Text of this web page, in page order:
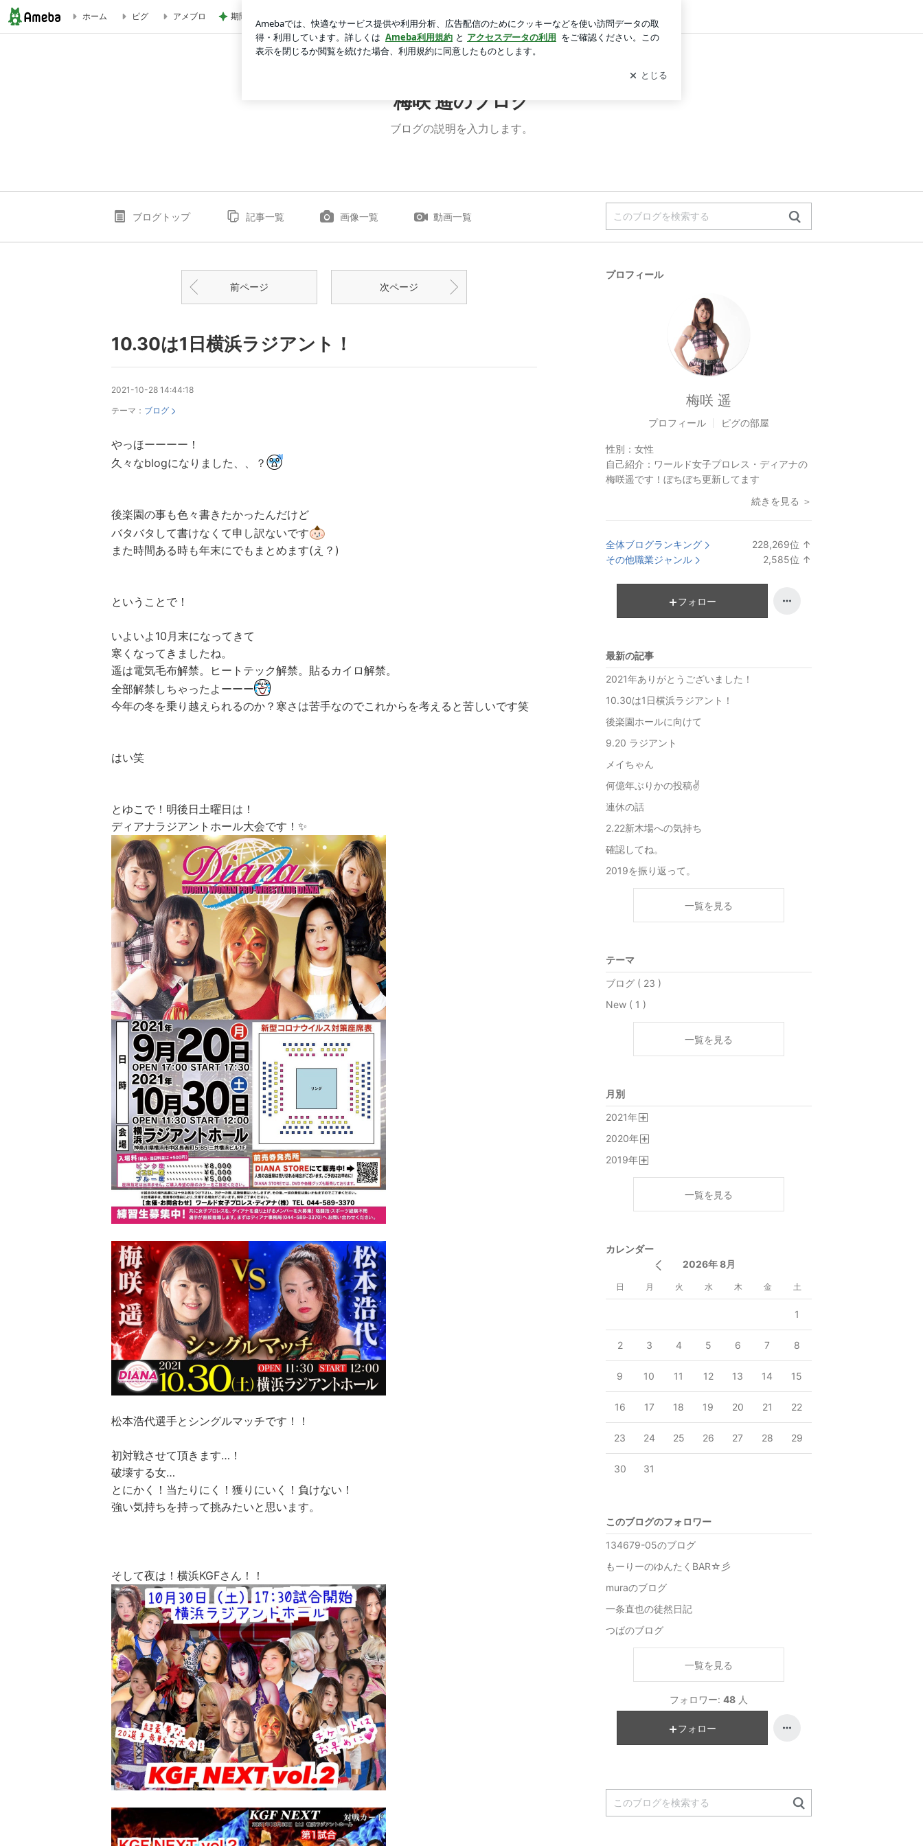
ホーム ピグ アメブロ 期間限定のガッツリ濃厚ラーメン ログイン
梅咲 遥のブログ
ブログの説明を入力します。
ブログトップ 記事一覧 画像一覧 動画一覧
前ページ 次ページ
10.30は1日横浜ラジアント！
2021-10-28 14:44:18
テーマ： ブログ
やっほーーーー！
久々なblogになりました、、？
後楽園の事も色々書きたかったんだけど
バタバタして書けなくて申し訳ないです
また時間ある時も年末にでもまとめます(え？)
ということで！
いよいよ10月末になってきて
寒くなってきましたね。
遥は電気毛布解禁。ヒートテック解禁。貼るカイロ解禁。
全部解禁しちゃったよーーー
今年の冬を乗り越えられるのか？寒さは苦手なのでこれからを考えると苦しいです笑
はい笑
とゆこで！明後日土曜日は！
ディアナラジアントホール大会です！✨
松本浩代選手とシングルマッチです！！
初対戦させて頂きます…！
破壊する女…
とにかく！当たりにく！獲りにいく！負けない！
強い気持ちを持って挑みたいと思います。
そして夜は！横浜KGFさん！！
プロフィール
梅咲 遥
プロフィール ピグの部屋
性別： 女性
自己紹介： ワールド女子プロレス・ディアナの
梅咲遥です！ぼちぼち更新してます
続きを見る ＞
全体ブログランキング 228,269位 ↑
その他職業ジャンル 2,585位 ↑
フォロー
最新の記事
2021年ありがとうございました！
10.30は1日横浜ラジアント！
後楽園ホールに向けて
9.20 ラジアント
メイちゃん
何億年ぶりかの投稿✌
連休の話
2.22新木場への気持ち
確認してね。
2019を振り返って。
一覧を見る
テーマ
ブログ ( 23 )
New ( 1 )
一覧を見る
月別
2021年
2020年
2019年
一覧を見る
カレンダー
2026年 8月
日 月 火 水 木 金 土
1
2 3 4 5 6 7 8
9 10 11 12 13 14 15
16 17 18 19 20 21 22
23 24 25 26 27 28 29
30 31
このブログのフォロワー
134679-05のブログ
もーりーのゆんたくBAR☆彡
muraのブログ
一条直也の徒然日記
つばのブログ
一覧を見る
フォロワー: 48 人
フォロー